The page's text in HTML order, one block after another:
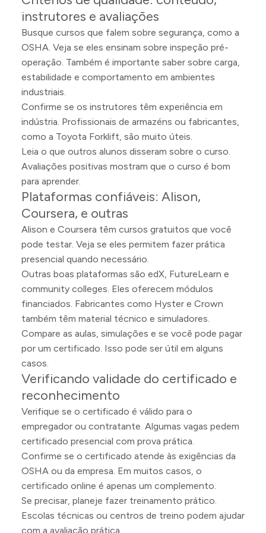
instrutores e avaliações
Busque cursos que falem sobre segurança, como a
OSHA. Veja se eles ensinam sobre inspeção pré-
operação. Também é importante saber sobre carga,
estabilidade e comportamento em ambientes
industriais.
Confirme se os instrutores têm experiência em
indústria. Profissionais de armazéns ou fabricantes,
como a Toyota Forklift, são muito úteis.
Leia o que outros alunos disseram sobre o curso.
Avaliações positivas mostram que o curso é bom
para aprender.
Plataformas confiáveis: Alison,
Coursera, e outras
Alison e Coursera têm cursos gratuitos que você
pode testar. Veja se eles permitem fazer prática
presencial quando necessário.
Outras boas plataformas são edX, FutureLearn e
community colleges. Eles oferecem módulos
financiados. Fabricantes como Hyster e Crown
também têm material técnico e simuladores.
Compare as aulas, simulações e se você pode pagar
por um certificado. Isso pode ser útil em alguns
casos.
Verificando validade do certificado e
reconhecimento
Verifique se o certificado é válido para o
empregador ou contratante. Algumas vagas pedem
certificado presencial com prova prática.
Confirme se o certificado atende às exigências da
OSHA ou da empresa. Em muitos casos, o
certificado online é apenas um complemento.
Se precisar, planeje fazer treinamento prático.
Escolas técnicas ou centros de treino podem ajudar
com a avaliação prática.